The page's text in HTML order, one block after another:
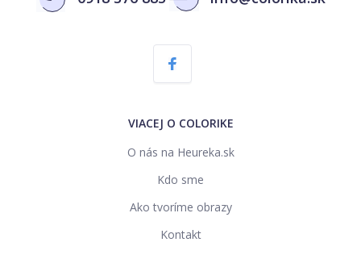
VIACEJ O COLORIKE
O nás na Heureka.sk
Kdo sme
Ako tvoríme obrazy
Kontakt